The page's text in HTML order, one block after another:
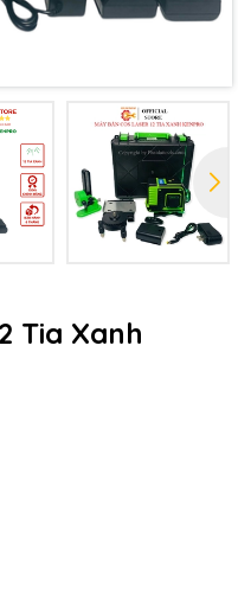
Tia Xanh